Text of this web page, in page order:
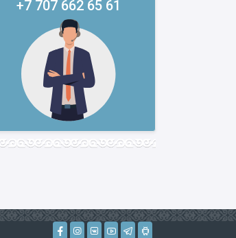
+7 707 662 65 61